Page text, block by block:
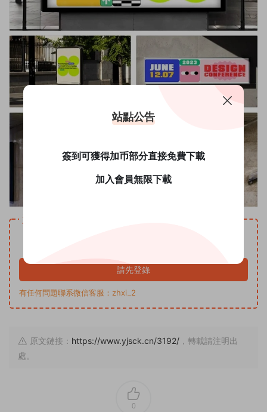
資源下載
請先登錄
有任何問題聯系微信客服：zhxi_2
原文鏈接： https://www.yjsck.cn/3192/ ，轉載請注明出
處。
0
站點公告
簽到可獲得加币部分直接免費下載
加入會員無限下載